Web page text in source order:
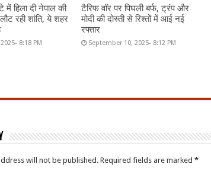
हिला दी नेपाल की
रही शांति, ये शहर
8:18 PM
टैरिफ वॉर पर पिघली बर्फ, ट्रंप और
मोदी की दोस्ती से रिश्तों में आई नई
रफ्तार
September 10, 2025- 8:12 PM
will not be published. Required fields are marked *